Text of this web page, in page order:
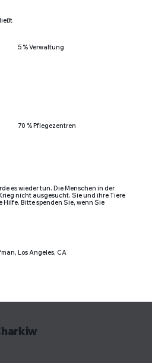
70 % Pflegezentren
5 % Verwaltung
es wieder tun. Die Menschen in der
nicht ausgesucht. Sie und ihre Tiere
Bitte spenden Sie, wenn Sie
Los Angeles, CA